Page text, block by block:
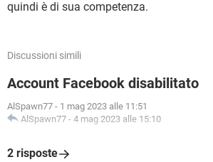
quindi è di sua competenza.
Discussioni simili
Account Facebook disabilitato
AlSpawn77 - 1 mag 2023 alle 11:51
AlSpawn77 - 4 mag 2023 alle 15:10
2 risposte